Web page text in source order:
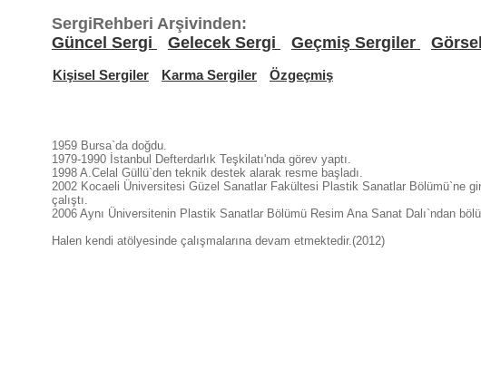
SergiRehberi Arşivinden:
Güncel Sergi
Gelecek Sergi Geçmiş Sergiler
Kişisel Sergiler Karma Sergiler Özgeçmiş
1959 Bursa`da doğdu.
1979-1990 İstanbul Defterdarlık Teşkilatı'nda görev yaptı.
1998 A.Celal Güllü`den teknik destek alarak resme başladı.
2002 Kocaeli Üniversitesi Güzel Sanatlar Fakültesi Plastik Sanatlar Bölümü`ne
çalıştı.
2006 Aynı Üniversitenin Plastik Sanatlar Bölümü Resim Ana Sanat Dalı`ndan
Halen kendi atölyesinde çalışmalarına devam etmektedir.(2012)